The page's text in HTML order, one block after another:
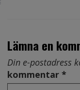
Lämna en
Din e-postadress
kommentar *